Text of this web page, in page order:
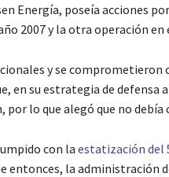
Energía, poseía acciones por
2007 y la otra operación en
y se comprometieron
en su estrategia de defensa
lo que alegó que no
con la estatización del
entonces, la administración